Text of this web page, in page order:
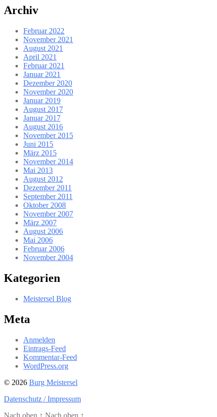
Archiv
Februar 2022
November 2021
August 2021
April 2021
Februar 2021
Januar 2021
Dezember 2020
November 2020
Januar 2019
August 2017
Januar 2017
August 2016
November 2015
Juni 2015
März 2015
November 2014
Mai 2013
August 2012
Dezember 2011
September 2011
Oktober 2008
November 2007
März 2007
August 2006
Mai 2006
Februar 2006
November 2004
Kategorien
Meistersel Blog
Meta
Anmelden
Eintrags-Feed
Kommentar-Feed
WordPress.org
© 2026 Burg Meistersel
Datenschutz / Impressum
Nach oben ↑ Nach oben ↑